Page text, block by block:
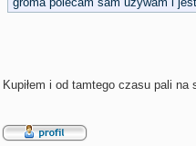
Kupiłem i od tamtego czasu pali na